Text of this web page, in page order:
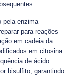
pela enzima
para reações
em cadeia da
em citosina
de ácido
bisulfito, garantindo